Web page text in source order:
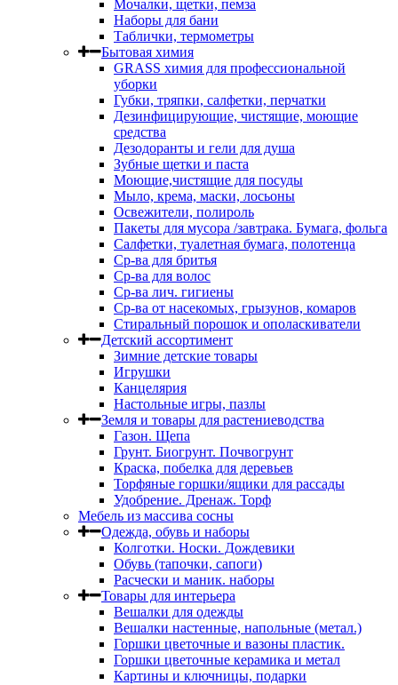
Мочалки, щетки, пемза
Наборы для бани
Таблички, термометры
Бытовая химия
GRASS химия для профессиональной
уборки
Губки, тряпки, салфетки, перчатки
Дезинфицирующие, чистящие, моющие
средства
Дезодоранты и гели для душа
Зубные щетки и паста
Моющие,чистящие для посуды
Мыло, крема, маски, лосьоны
Освежители, полироль
Пакеты для мусора /завтрака. Бумага, фольга
Салфетки, туалетная бумага, полотенца
Ср-ва для бритья
Ср-ва для волос
Ср-ва лич. гигиены
Ср-ва от насекомых, грызунов, комаров
Стиральный порошок и ополаскиватели
Детский ассортимент
Зимние детские товары
Игрушки
Канцелярия
Настольные игры, пазлы
Земля и товары для растениеводства
Газон. Щепа
Грунт. Биогрунт. Почвогрунт
Краска, побелка для деревьев
Торфяные горшки/ящики для рассады
Удобрение. Дренаж. Торф
Мебель из массива сосны
Одежда, обувь и наборы
Колготки. Носки. Дождевики
Обувь (тапочки, сапоги)
Расчески и маник. наборы
Товары для интерьера
Вешалки для одежды
Вешалки настенные, напольные (метал.)
Горшки цветочные и вазоны пластик.
Горшки цветочные керамика и метал
Картины и ключницы, подарки